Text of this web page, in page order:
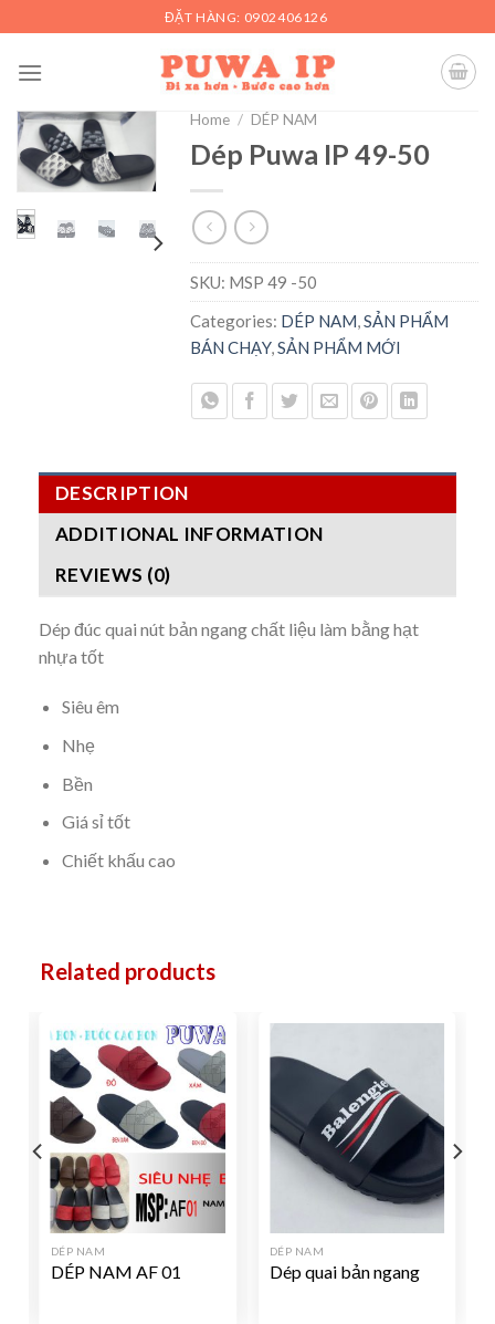
to
content
ĐẶT HÀNG: 0902406126
Home / DÉP NAM
Dép Puwa IP 49-50
SKU: MSP 49 -50
Categories: DÉP NAM,SẢN PHẨM
BÁN CHẠY,SẢN PHẨM MỚI
DESCRIPTION
ADDITIONAL INFORMATION
REVIEWS (0)
Dép đúc quai nút bản ngang chất liệu làm bằng hạt
nhựa tốt
Siêu êm
Nhẹ
Bền
Giá sỉ tốt
Chiết khấu cao
Related products
DÉP NAM
DÉP NAM AF 01
DÉP NAM
Dép quai bản ngang